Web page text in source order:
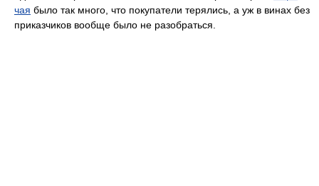
чая было так много, что покупатели терялись, а уж в винах без
приказчиков вообще было не разобраться.